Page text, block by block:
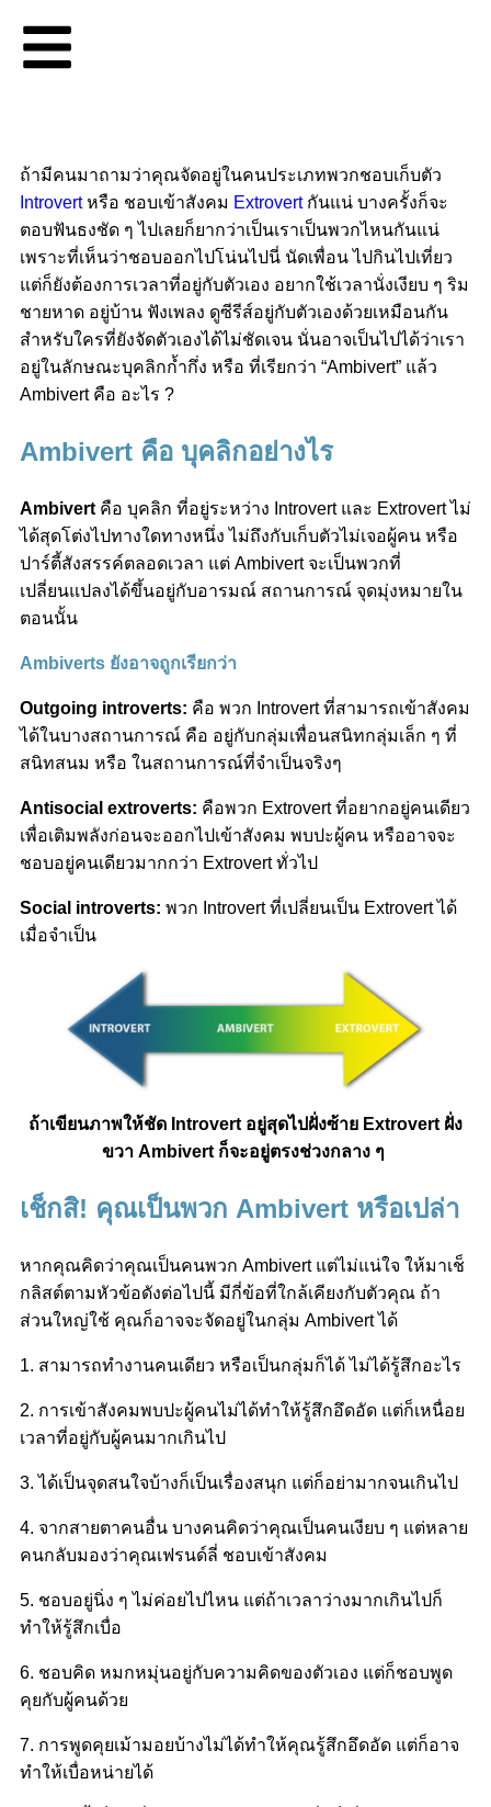
ถ้ามีคนมาถามว่าคุณจัดอยู่ในคนประเภทพวกชอบเก็บตัว
Introvertหรือ ชอบเข้าสังคม Extrovert กันแน่ บางครั้งก็จะ
ตอบฟันธงชัด ๆ ไปเลยก็ยากว่าเป็นเราเป็นพวกไหนกันแน่
เพราะที่เห็นว่าชอบออกไปโน่นไปนี่ นัดเพื่อน ไปกินไปเที่ยว
แต่ก็ยังต้องการเวลาที่อยู่กับตัวเอง อยากใช้เวลานั่งเงียบ ๆ ริม
ชายหาด อยู่บ้าน ฟังเพลง ดูซีรีส์อยู่กับตัวเองด้วยเหมือนกัน
สำหรับใครที่ยังจัดตัวเองได้ไม่ชัดเจน นั่นอาจเป็นไปได้ว่าเรา
อยู่ในลักษณะบุคลิกก้ำกึ่ง หรือ ที่เรียกว่า “Ambivert” แล้ว
Ambivert คือ อะไร ?
Ambivert คือ บุคลิกอย่างไร
Ambivert คือ บุคลิก ที่อยู่ระหว่าง Introvert และ Extrovert ไม่
ได้สุดโต่งไปทางใดทางหนึ่ง ไม่ถึงกับเก็บตัวไม่เจอผู้คน หรือ
ปาร์ตี้สังสรรค์ตลอดเวลา แต่ Ambivert จะเป็นพวกที่
เปลี่ยนแปลงได้ขึ้นอยู่กับอารมณ์ สถานการณ์ จุดมุ่งหมายใน
ตอนนั้น
Ambiverts ยังอาจถูกเรียกว่า
Outgoing introverts: คือ พวก Introvert ที่สามารถเข้าสังคม
ได้ในบางสถานการณ์ คือ อยู่กับกลุ่มเพื่อนสนิทกลุ่มเล็ก ๆ ที่
สนิทสนม หรือ ในสถานการณ์ที่จำเป็นจริงๆ
Antisocial extroverts: คือพวก Extrovert ที่อยากอยู่คนเดียว
เพื่อเติมพลังก่อนจะออกไปเข้าสังคม พบปะผู้คน หรืออาจจะ
ชอบอยู่คนเดียวมากกว่า Extrovert ทั่วไป
Social introverts: พวก Introvert ที่เปลี่ยนเป็น Extrovert ได้
เมื่อจำเป็น
ถ้าเขียนภาพให้ชัด Introvert อยู่สุดไปฝั่งซ้าย Extrovert ฝั่ง
ขวา Ambivert ก็จะอยู่ตรงช่วงกลาง ๆ
เช็กสิ! คุณเป็นพวก Ambivert หรือเปล่า
หากคุณคิดว่าคุณเป็นคนพวก Ambivert แต่ไม่แน่ใจ ให้มาเช็
กลิสต์ตามหัวข้อดังต่อไปนี้ มีกี่ข้อที่ใกล้เคียงกับตัวคุณ ถ้า
ส่วนใหญ่ใช้ คุณก็อาจจะจัดอยู่ในกลุ่ม Ambivert ได้
1. สามารถทำงานคนเดียว หรือเป็นกลุ่มก็ได้ ไม่ได้รู้สึกอะไร
2. การเข้าสังคมพบปะผู้คนไม่ได้ทำให้รู้สึกอึดอัด แต่ก็เหนื่อย
เวลาที่อยู่กับผู้คนมากเกินไป
3. ได้เป็นจุดสนใจบ้างก็เป็นเรื่องสนุก แต่ก็อย่ามากจนเกินไป
4. จากสายตาคนอื่น บางคนคิดว่าคุณเป็นคนเงียบ ๆ แต่หลาย
คนกลับมองว่าคุณเฟรนด์ลี่ ชอบเข้าสังคม
5. ชอบอยู่นิ่ง ๆ ไม่ค่อยไปไหน แต่ถ้าเวลาว่างมากเกินไปก็
ทำให้รู้สึกเบื่อ
6. ชอบคิด หมกหมุ่นอยู่กับความคิดของตัวเอง แต่ก็ชอบพูด
คุยกับผู้คนด้วย
7. การพูดคุยเม้ามอยบ้างไม่ได้ทำให้คุณรู้สึกอึดอัด แต่ก็อาจ
ทำให้เบื่อหน่ายได้